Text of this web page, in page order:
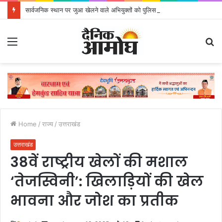
सार्वजनिक स्थान पर जुआ खेलने वाले अभियुक्तों को पुलिस ने किया गिरफ्तार
Home / राज्य / उत्तराखंड
उत्तराखंड
38वें राष्ट्रीय खेलों की मशाल
‘तेजस्विनी’: खिलाड़ियों की खेल
भावना और जोश का प्रतीक